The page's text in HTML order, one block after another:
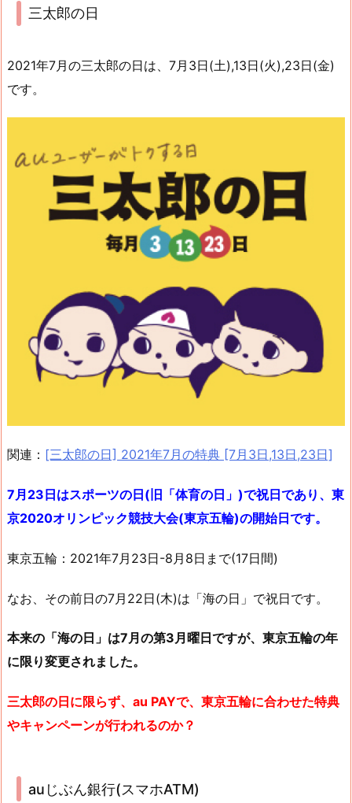
三太郎の日
2021年7月の三太郎の日は、7月3日(土),13日(火),23日(金)
です。
関連： [三太郎の日] 2021年7月の特典 [7月3日,13日,23日]
7月23日はスポーツの日(旧「体育の日」)で祝日であり、東
京2020オリンピック競技大会(東京五輪)の開始日です。
東京五輪：2021年7月23日-8月8日まで(17日間)
なお、その前日の7月22日(木)は「海の日」で祝日です。
本来の「海の日」は7月の第3月曜日ですが、東京五輪の年
に限り変更されました。
三太郎の日に限らず、au PAYで、東京五輪に合わせた特典
やキャンペーンが行われるのか？
auじぶん銀行(スマホATM)